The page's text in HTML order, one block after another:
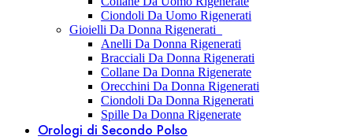
Ciondoli Da Uomo Rigenerati
Gioielli Da Donna Rigenerati
Anelli Da Donna Rigenerati
Bracciali Da Donna Rigenerati
Collane Da Donna Rigenerate
Orecchini Da Donna Rigenerati
Ciondoli Da Donna Rigenerati
Spille Da Donna Rigenerate
Orologi di Secondo Polso